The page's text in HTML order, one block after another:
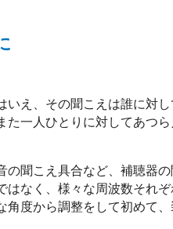
いえ、その聞こえは誰に対
た一人ひとりに対してあつ
の聞こえ具合など、補聴器
はなく、様々な周波数それ
度から調整をして初めて